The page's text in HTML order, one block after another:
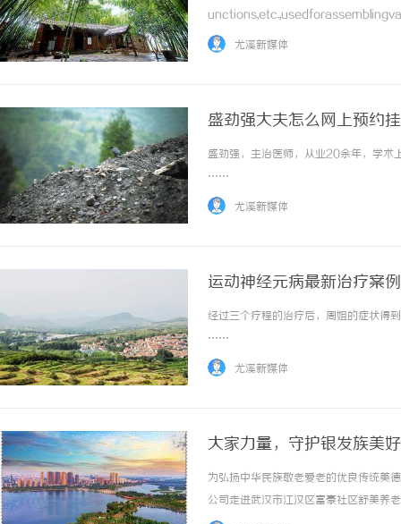
……
尤溪新媒体
盛劲强大夫怎么网上预约
盛劲强，主治医师，从业20余年，学术
……
尤溪新媒体
运动神经元病最新治疗案
经过三个疗程的治疗后，周姐的症状得
……
尤溪新媒体
大家力量，守护银发族美
为弘扬中华民族敬老爱老的优良传统美
公司走进武汉市江汉区富豪社区舒美养